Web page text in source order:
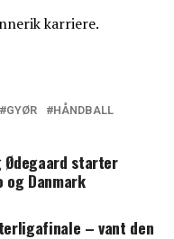
karriere.
GYØR HÅNDBALL
Ødegaard starter
og Danmark
– vant den